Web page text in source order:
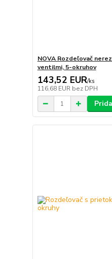
NOVA Rozdeľovač
ventilmi, 5-okruhov
143,52 EUR/ks
116,68 EUR bez DPH